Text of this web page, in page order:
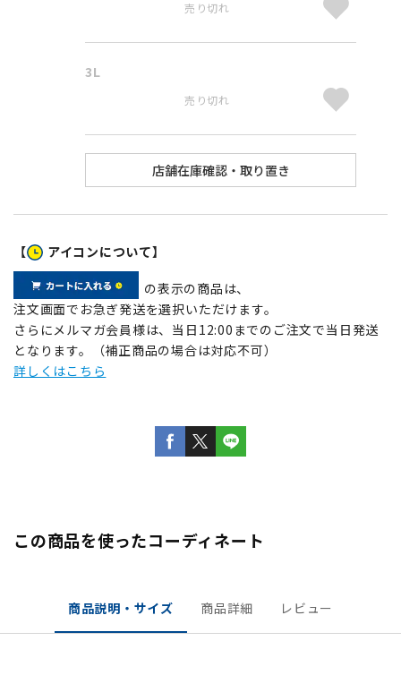
売り切れ
3L
売り切れ
【 アイコンについて】
の表示の商品は、
注文画面でお急ぎ発送を選択いただけます。
さらにメルマガ会員様は、当日12:00までのご注文で当日発送
となります。（補正商品の場合は対応不可）
詳しくはこちら
この商品を使ったコーディネート
商品説明・サイズ 商品詳細 レビュー